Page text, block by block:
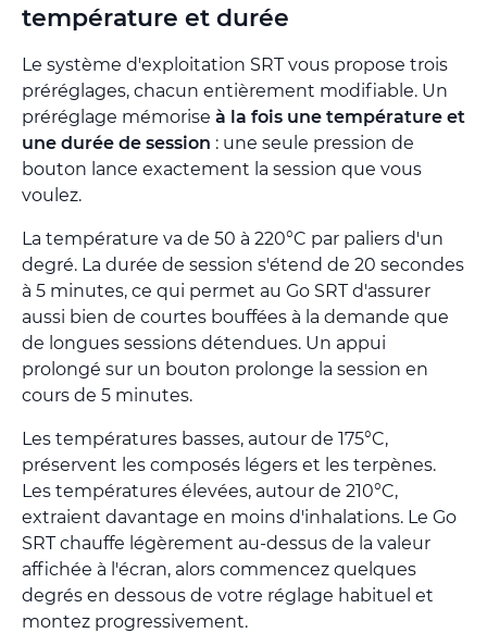
température et durée
Le système d'exploitation SRT vous propose trois
préréglages, chacun entièrement modifiable. Un
préréglage mémorise à la fois une température et
une durée de session : une seule pression de
bouton lance exactement la session que vous
voulez.
La température va de 50 à 220°C par paliers d'un
degré. La durée de session s'étend de 20 secondes
à 5 minutes, ce qui permet au Go SRT d'assurer
aussi bien de courtes bouffées à la demande que
de longues sessions détendues. Un appui
prolongé sur un bouton prolonge la session en
cours de 5 minutes.
Les températures basses, autour de 175°C,
préservent les composés légers et les terpènes.
Les températures élevées, autour de 210°C,
extraient davantage en moins d'inhalations. Le Go
SRT chauffe légèrement au-dessus de la valeur
affichée à l'écran, alors commencez quelques
degrés en dessous de votre réglage habituel et
montez progressivement.